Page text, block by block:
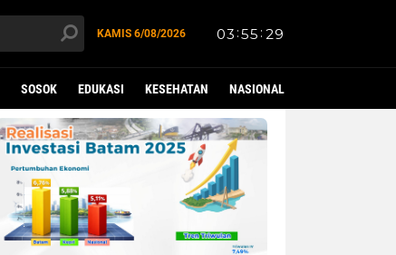
KAMIS 6/08/2026
SOSOK EDUKASI KESEHATAN NASIONAL